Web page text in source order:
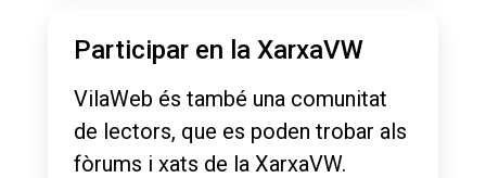
Participar en la XarxaVW
VilaWeb és també una comunitat
de lectors, que es poden trobar als
fòrums i xats de la XarxaVW.